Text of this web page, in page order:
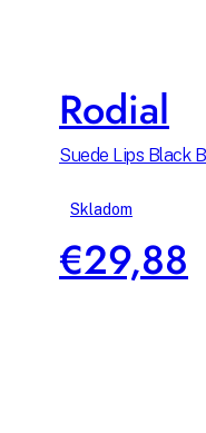
Rodial
Suede Lips Black
Skladom
€29,88